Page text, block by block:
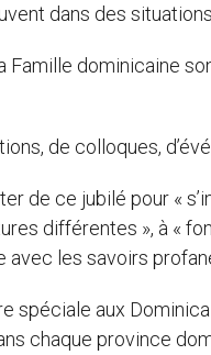
dans des
Famille dominicaine
de colloques,
de ce jubilé pour «
différentes », à «
avec les savoirs
spéciale aux
chaque province